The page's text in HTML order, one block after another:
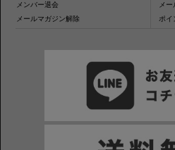
メンバー退会
メ
メールマガジン解除
ポイ